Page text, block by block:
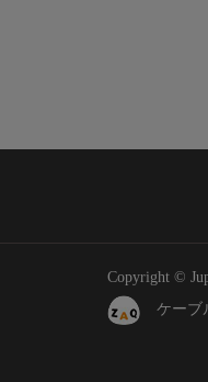
Copyright ©
ケーブ